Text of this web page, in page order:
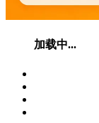
加载中...